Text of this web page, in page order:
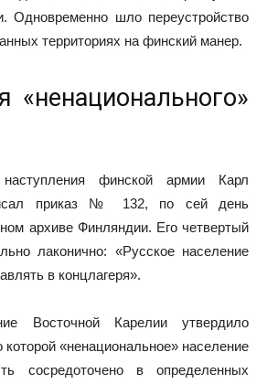
Одновременно шло переустройство
территориях на финский манер.
«ненационального»
финской армии Карл
приказ № 132, по сей день
архиве Финляндии. Его четвертый
лаконично: «Русское население
в концлагеря».
Восточной Карелии утвердило
которой «ненациональное» население
сосредоточено в определенных